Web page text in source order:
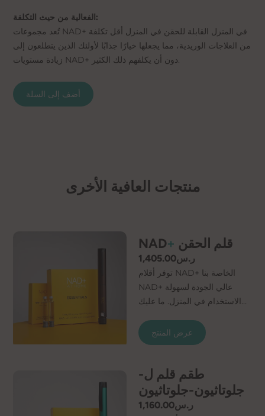
الفعالية من حيث التكلفة:
تُعد مجموعات NAD+ في المنزل القابلة للحقن في المنزل أقل تكلفة
من العلاجات الوريدية، مما يجعلها خيارًا جذابًا لأولئك الذين يتطلعون إلى
زيادة مستويات NAD+ دون أن يكلفهم ذلك الكثير.
أضف إلى السلة
منتجات العافية الأخرى
NAD+ قلم الحقن
ر.س1,405.00
توفر أقلام NAD+ الخاصة بنا
NAD+ عالي الجودة لسهولة
الاستخدام في المنزل. ما عليك
والخراطيش، ويكون قلم حقن
NAD+ الخاص بك جاهزًا
كل ما تحتاجه للشعور بفوائد زيادة
NAD+. تتوفر شهادة تحليل لكل
طلب، مما يتيح لك الراحة مع
عرض المنتج
طقم قلم ل-
جلوتاثيون-جلوتاثيون
ر.س1,160.00